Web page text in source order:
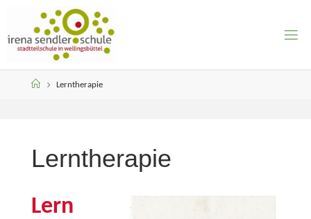
content
HomeLerntherapie
Lerntherapie
Lern